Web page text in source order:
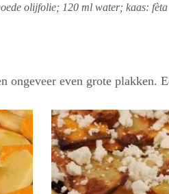
olijfolie; 120 ml water; kaas:
ongeveer even grote plakken.